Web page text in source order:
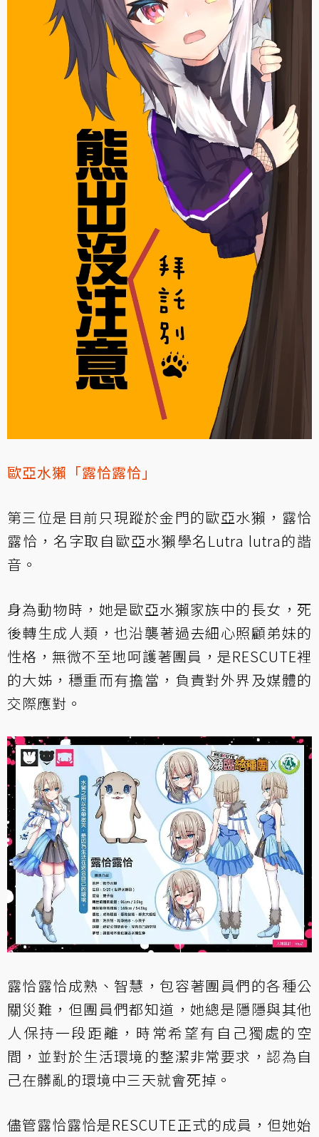
歐亞水獺「露恰露恰」
第三位是目前只現蹤於金門的歐亞水獺，露恰
露恰，名字取自歐亞水獺學名Lutra lutra的諧
音。
身為動物時，她是歐亞水獺家族中的長女，死
後轉生成人類，也沿襲著過去細心照顧弟妹的
性格，無微不至地呵護著團員，是RESCUTE裡
的大姊，穩重而有擔當，負責對外界及媒體的
交際應對。
露恰露恰成熟、智慧，包容著團員們的各種公
關災難，但團員們都知道，她總是隱隱與其他
人保持一段距離，時常希望有自己獨處的空
間，並對於生活環境的整潔非常要求，認為自
己在髒亂的環境中三天就會死掉。
儘管露恰露恰是RESCUTE正式的成員，但她始